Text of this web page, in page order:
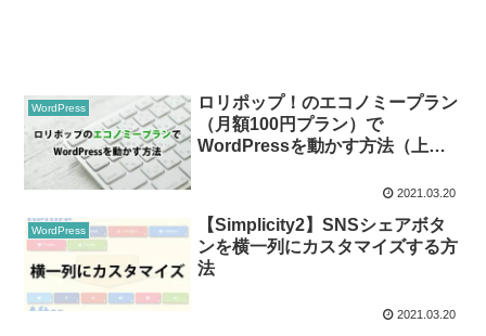
WordPress
ロリポップ！のエコノミープラン
（月額100円プラン）で
WordPressを動かす方法（上級
2021.03.20
WordPress
【Simplicity2】SNSシェアボタ
ンを横一列にカスタマイズする方
法
2021.03.20